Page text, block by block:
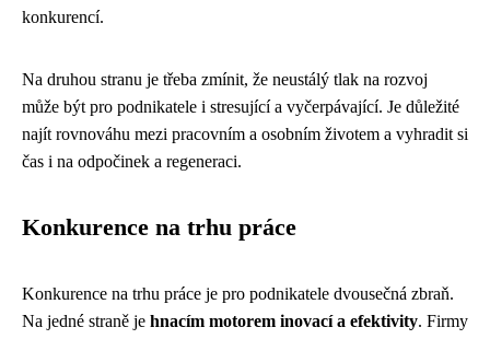
konkurencí.
Na druhou stranu je třeba zmínit, že neustálý tlak na rozvoj
může být pro podnikatele i stresující a vyčerpávající. Je důležité
najít rovnováhu mezi pracovním a osobním životem a vyhradit si
čas i na odpočinek a regeneraci.
Konkurence na trhu práce
Konkurence na trhu práce je pro podnikatele dvousečná zbraň.
Na jedné straně je hnacím motorem inovací a efektivity. Firmy